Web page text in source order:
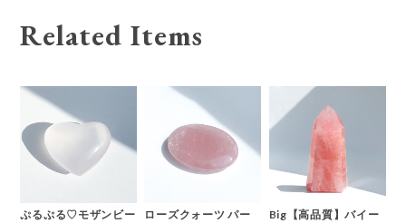
Related Items
ぷるぷる♡モザンビー
ローズクォーツ パー
Big【高品質】バイー